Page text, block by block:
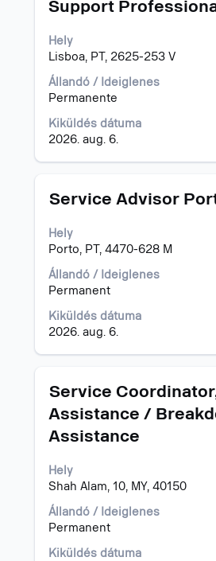
Support
Hely
Lisboa, PT, 2625-253 V
Állandó / Ideiglenes
Permanente
Kiküldés dátuma
2026. aug. 6.
a
billentyűvel
az
állásinformáció
teljes
megtekintéséhez.
Cím
Service Advisor
Hely
Porto, PT, 4470-628 M
Állandó / Ideiglenes
Permanent
Kiküldés dátuma
2026. aug. 6.
Jelölje
a
szóköz
billentyűvel
az
állásinformáció
tartalmának
megtekintéséhez.
Cím
Service
Assistance /
Assistance
Hely
Shah Alam, 10, MY, 40150
Állandó / Ideiglenes
Permanent
Kiküldés dátuma
Jelölje
a
szóköz
az
állásinformáció
tartalmának
megtekintéséhez.